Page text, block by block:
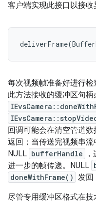
客户端实现此接口以接收
每次视频帧准备好进行
此方法接收的缓冲区句柄
回调可能会在清空管道
返回；当传送完视频串
NULL bufferHandle
进一步的帧传递。NULL
doneWithFrame() 发回
尽管专用缓冲区格式在